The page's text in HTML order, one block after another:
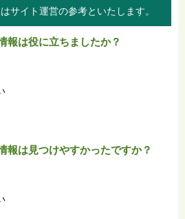
サイト運営の参考といたします。
報は役に立ちましたか？
報は見つけやすかったですか？